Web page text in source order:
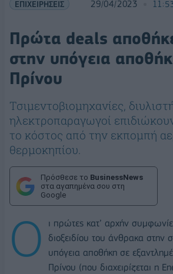
ΕΠΙΧΕΙΡΗΣΕΙΣ 29/04/2023
Πρώτα deals
στην υπόγεια
Πρίνου
Τσιμεντοβιομηχανίες,
ηλεκτροπαραγωγοί
το κόστος από την εκπομπή
θερμοκηπίου.
Πρόσθεσε το BusinessNews
στα αγαπημένα σου στη
Google
Ο
ι πρώτες κατ’ αρχήν
διοξειδίου του άνθρακα στην
υπόγεια αποθήκη σε
Πρίνου (που διαχειρίζεται η